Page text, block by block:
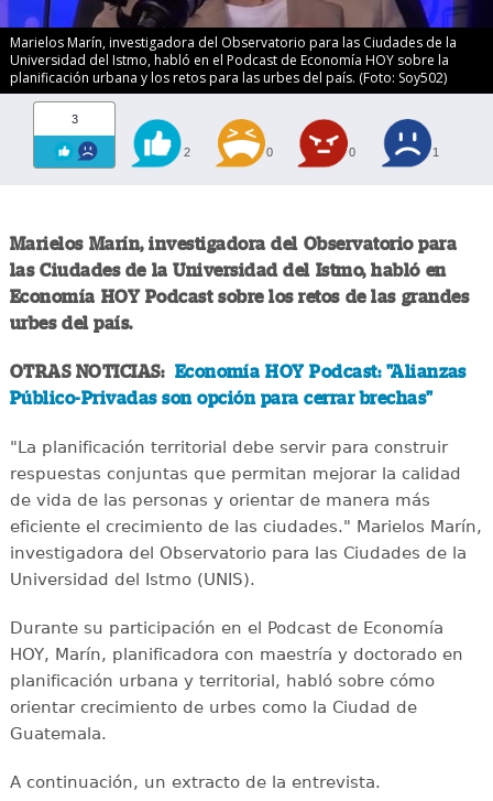
Marielos Marín, investigadora del Observatorio para las Ciudades de la
Universidad del Istmo, habló en el Podcast de Economía HOY sobre la
planificación urbana y los retos para las urbes del país. (Foto: Soy502)
3
2 0 0 1
Marielos Marín, investigadora del Observatorio para
las Ciudades de la Universidad del Istmo, habló en
Economía HOY Podcast sobre los retos de las grandes
urbes del país.
OTRAS NOTICIAS: Economía HOY Podcast: "Alianzas
Público-Privadas son opción para cerrar brechas"
"La planificación territorial debe servir para construir
respuestas conjuntas que permitan mejorar la calidad
de vida de las personas y orientar de manera más
eficiente el crecimiento de las ciudades." Marielos Marín,
investigadora del Observatorio para las Ciudades de la
Universidad del Istmo (UNIS).
Durante su participación en el Podcast de Economía
HOY, Marín, planificadora con maestría y doctorado en
planificación urbana y territorial, habló sobre cómo
orientar crecimiento de urbes como la Ciudad de
Guatemala.
A continuación, un extracto de la entrevista.